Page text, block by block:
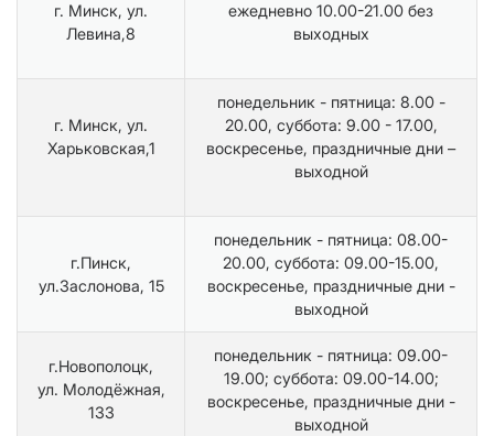
г. Минск, ул.
Левина,8
ежедневно 10.00-21.00 без
выходных
г. Минск, ул.
Харьковская,1
понедельник - пятница: 8.00 -
20.00, суббота: 9.00 - 17.00,
воскресенье, праздничные дни –
выходной
г.Пинск,
ул.Заслонова, 15
понедельник - пятница: 08.00-
20.00, суббота: 09.00-15.00,
воскресенье, праздничные дни -
выходной
г.Новополоцк,
ул. Молодёжная,
133
понедельник - пятница: 09.00-
19.00; суббота: 09.00-14.00;
воскресенье, праздничные дни -
выходной